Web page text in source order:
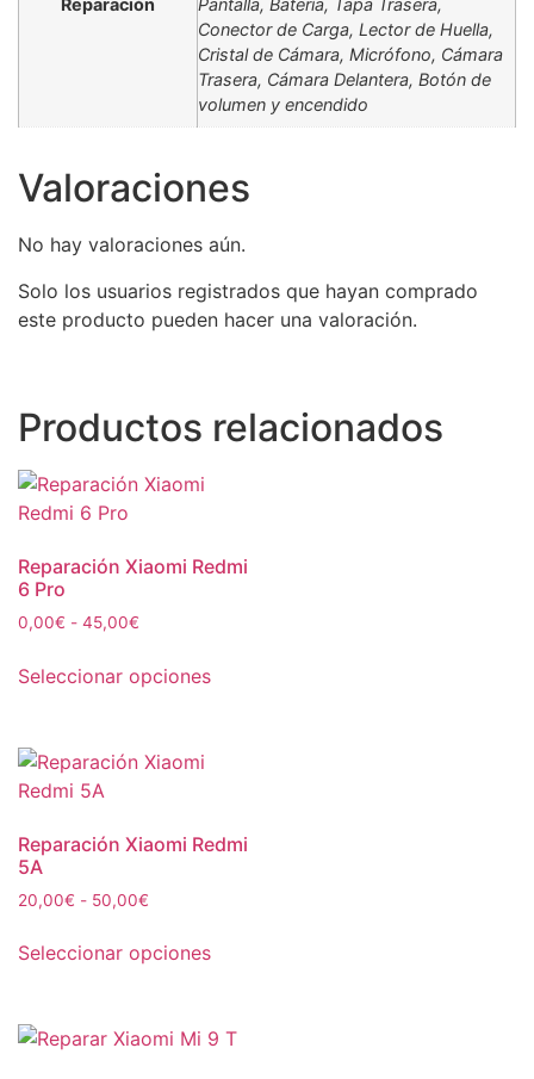
Reparación
Pantalla, Batería, Tapa Trasera,
Conector de Carga, Lector de Huella,
Cristal de Cámara, Micrófono, Cámara
Trasera, Cámara Delantera, Botón de
volumen y encendido
Valoraciones
No hay valoraciones aún.
Solo los usuarios registrados que hayan comprado
este producto pueden hacer una valoración.
Productos relacionados
Reparación Xiaomi Redmi
6 Pro
0,00€ - 45,00€
Seleccionar opciones
Reparación Xiaomi Redmi
5A
20,00€ - 50,00€
Seleccionar opciones